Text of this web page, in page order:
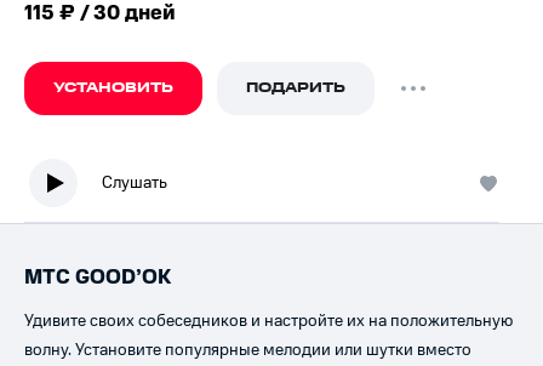
115 ₽ / 30 дней
УСТАНОВИТЬ ПОДАРИТЬ
Слушать
МТС GOOD’OK
Удивите своих собеседников и настройте их на положительную
волну. Установите популярные мелодии или шутки вместо